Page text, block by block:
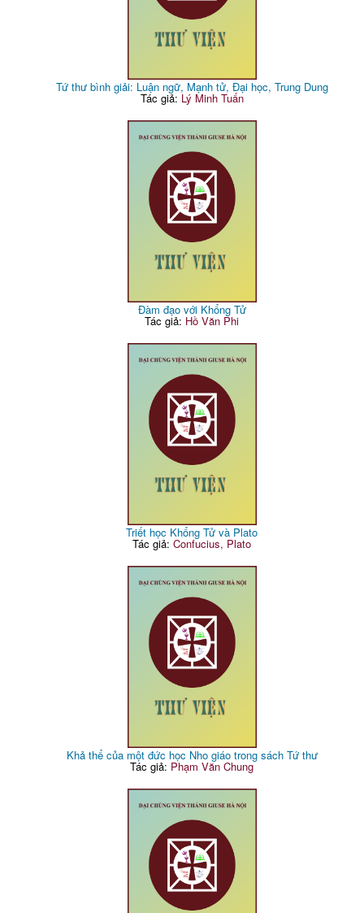
Tứ thư bình giải: Luận ngữ, Mạnh tử, Đại học, Trung Dung
Tác giả: Lý Minh Tuấn
Đàm đạo với Khổng Tử
Tác giả: Hồ Văn Phi
Triết học Khổng Tử và Plato
Tác giả:Confucius, Plato
Khả thể của một đức học Nho giáo trong sách Tứ thư
Tác giả: Phạm Văn Chung